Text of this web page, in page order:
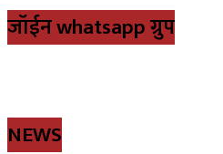
जॉईन whatsapp ग्रुप
NEWS